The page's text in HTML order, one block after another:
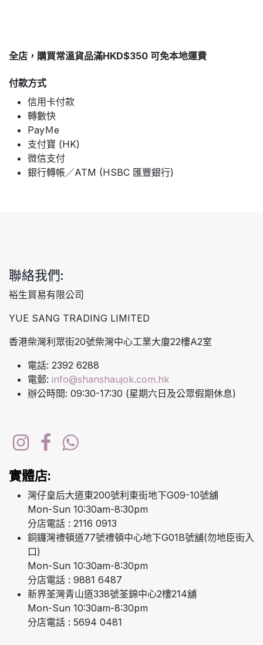
全店，購買常溫貨品滿HKD$350 可免本地運費
付款方式
信用卡付款
轉數快
PayＭe
支付寶 (HK)
微信支付
銀行轉帳／ATM (HSBC 匯豐銀行)
聯絡我們:
裕生貿易有限公司
YUE SANG TRADING LIMITED
香港柴灣利眾街20號柴灣中心工業大廈22樓A2室
電話: 2392 6288
電郵: info@shanshaujok.com.hk
辦公時間: 09:30-17:30 (星期六日及公眾假期休息)
實體店:
灣仔皇后大道東200號利東街地下G09-10號舖
Mon-Sun 10:30am-8:30pm
分店電話 : 2116 0913
銅鑼灣禮頓道77號禮頓中心地下G01B號舖(勿地臣街入
口)
Mon-Sun 10:30am-8:30pm
分店電話 : 9881 6487
新界荃灣青山道338號荃錦中心2樓214舖
Mon-Sun 10:30am-8:30pm
分店電話 : 5694 0481